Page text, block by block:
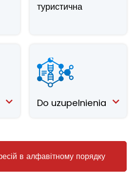
туристична
Do uzupelnienia
в алфавітному порядку